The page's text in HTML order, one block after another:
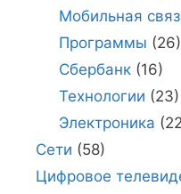
Мобильная
Программы (26)
Сбербанк(16)
Технологии (23)
Электроника
Сети (58)
Цифровое